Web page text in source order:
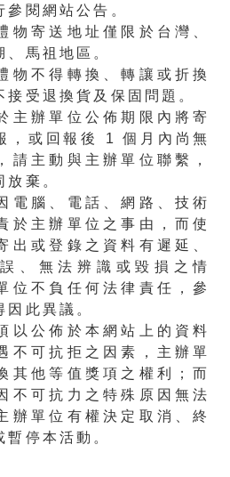
參閱網站公告。
物寄送地址僅限於台灣、
、馬祖地區。
物不得轉換、轉讓或折換
接受退換貨及保固問題。
主辦單位公佈期限內將寄
，或回報後 1 個月內尚無
請主動與主辦單位聯繫，
放棄。
電腦、電話、網路、技術
於主辦單位之事由，而使
出或登錄之資料有遲延、
、無法辨識或毀損之情
位不負任何法律責任，參
因此異議。
以公佈於本網站上的資料
不可抗拒之因素，主辦單
其他等值獎項之權利；而
不可抗力之特殊原因無法
辦單位有權決定取消、終
暫停本活動。